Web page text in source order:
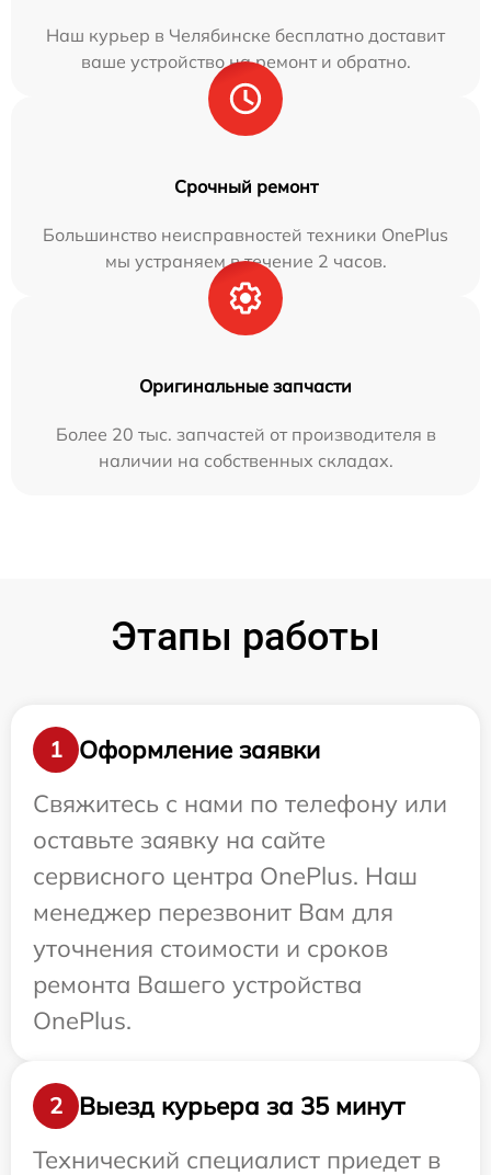
Наш курьер в Челябинске бесплатно доставит
ваше устройство на ремонт и обратно.
Срочный ремонт
Большинство неисправностей техники OnePlus
мы устраняем в течение 2 часов.
Оригинальные запчасти
Более 20 тыс. запчастей от производителя в
наличии на собственных складах.
Этапы работы
1
Оформление заявки
Свяжитесь с нами по телефону или
оставьте заявку на сайте
сервисного центра OnePlus. Наш
менеджер перезвонит Вам для
уточнения стоимости и сроков
ремонта Вашего устройства
OnePlus.
2
Выезд курьера за 35 минут
Технический специалист приедет в